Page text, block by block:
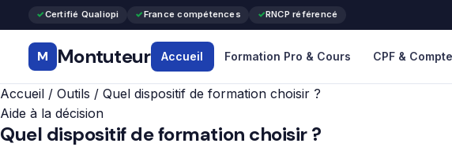
Certifié Qualiopi France compétences RNCP référencé
M Montuteur Accueil Formation Pro & Cours CPF &
Accueil / Outils / Quel dispositif de formation choisir ?
Aide à la décision
Quel dispositif de formation choisir ?